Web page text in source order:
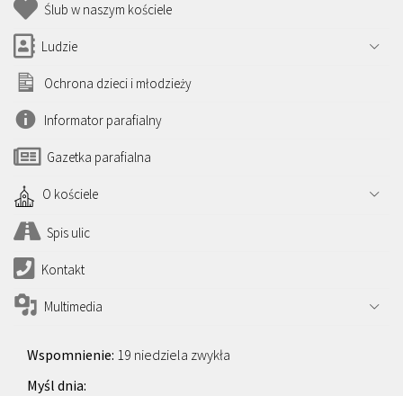
Ślub w naszym kościele
Ludzie
Ochrona dzieci i młodzieży
Informator parafialny
Gazetka parafialna
O kościele
Spis ulic
Kontakt
Multimedia
19 niedziela zwykła